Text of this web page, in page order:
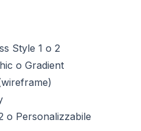
Style 1 o 2
o Gradient
o Personalizzabile